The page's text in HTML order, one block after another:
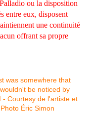
ou la disposition
entre eux, disposent
une continuité
offrant sa propre